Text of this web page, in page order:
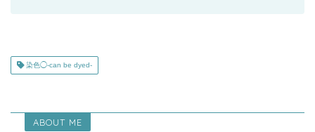
染色◯-can be dyed-
ABOUT ME